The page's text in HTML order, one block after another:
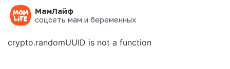
МамЛайф
соцсеть мам и беременных
Ошибка на странице
crypto.randomUUID is not a function